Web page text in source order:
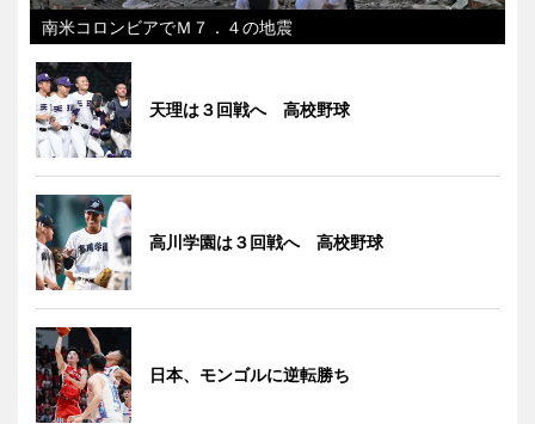
南米コロンビアでＭ７．４の地震
天理は３回戦へ 高校野球
高川学園は３回戦へ 高校野球
日本、モンゴルに逆転勝ち